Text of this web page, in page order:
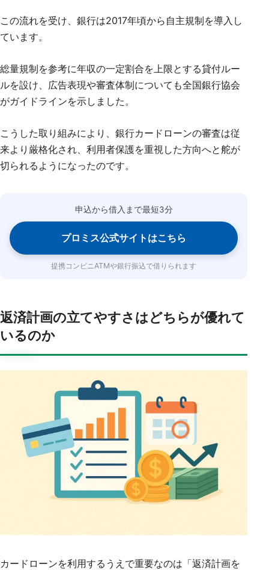
この流れを受け、銀行は2017年頃から自主規制を導入し
ています。
総量規制を参考に年収の一定割合を上限とする貸付ルー
ルを設け、広告表現や審査体制についても全国銀行協会
がガイドラインを示しました。
こうした取り組みにより、銀行カードローンの審査は従
来より厳格化され、利用者保護を重視した方向へと舵が
切られるようになったのです。
申込から借入まで最短3分
プロミス公式サイトはこちら
提携コンビニATMや銀行振込で借りられます
返済計画の立てやすさはどちらが優れて
いるのか
カードローンを利用するうえで重要なのは「返済計画を